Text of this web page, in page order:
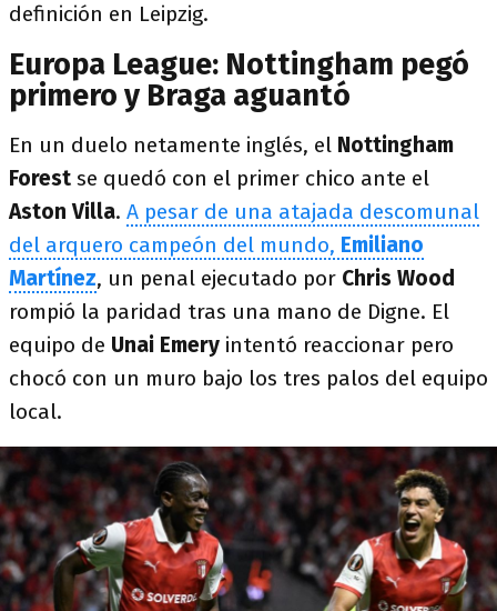
definición en Leipzig.
Europa League: Nottingham pegó
primero y Braga aguantó
En un duelo netamente inglés, el Nottingham
Forest se quedó con el primer chico ante el
Aston Villa. A pesar de una atajada descomunal
del arquero campeón del mundo, Emiliano
Martínez, un penal ejecutado por Chris Wood
rompió la paridad tras una mano de Digne. El
equipo de Unai Emery intentó reaccionar pero
chocó con un muro bajo los tres palos del equipo
local.